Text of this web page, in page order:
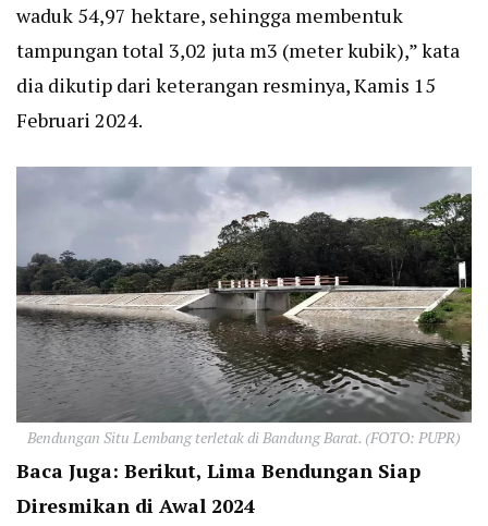
waduk 54,97 hektare, sehingga membentuk
tampungan total 3,02 juta m3 (meter kubik),” kata
dia dikutip dari keterangan resminya, Kamis 15
Februari 2024.
Bendungan Situ Lembang terletak di Bandung Barat. (FOTO: PUPR)
Baca Juga: Berikut, Lima Bendungan Siap
Diresmikan di Awal 2024